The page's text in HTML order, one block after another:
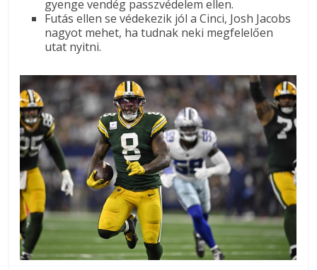
gyenge vendég passzvédelem ellen.
Futás ellen se védekezik jól a Cinci, Josh Jacobs
nagyot mehet, ha tudnak neki megfelelően
utat nyitni.